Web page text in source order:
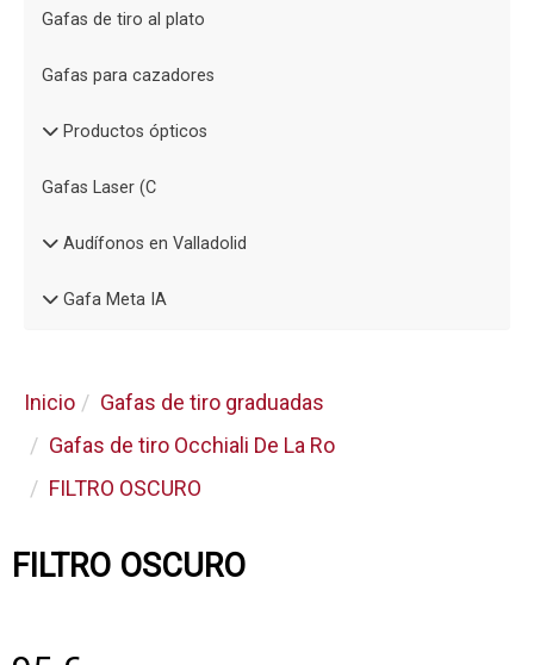
Gafas de tiro al plato
Gafas para cazadores
Productos ópticos
Gafas Laser (C
Audífonos en Valladolid
Gafa Meta IA
Inicio
Gafas de tiro graduadas
Gafas de tiro Occhiali De La Ro
FILTRO OSCURO
FILTRO OSCURO